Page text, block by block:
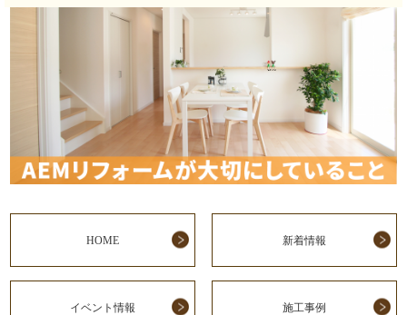
HOME 新着情報
イベント情報 施工事例